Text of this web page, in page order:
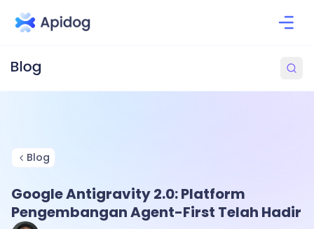
Blog
Google Antigravity 2.0: Platform
Pengembangan Agent-First Telah Hadir